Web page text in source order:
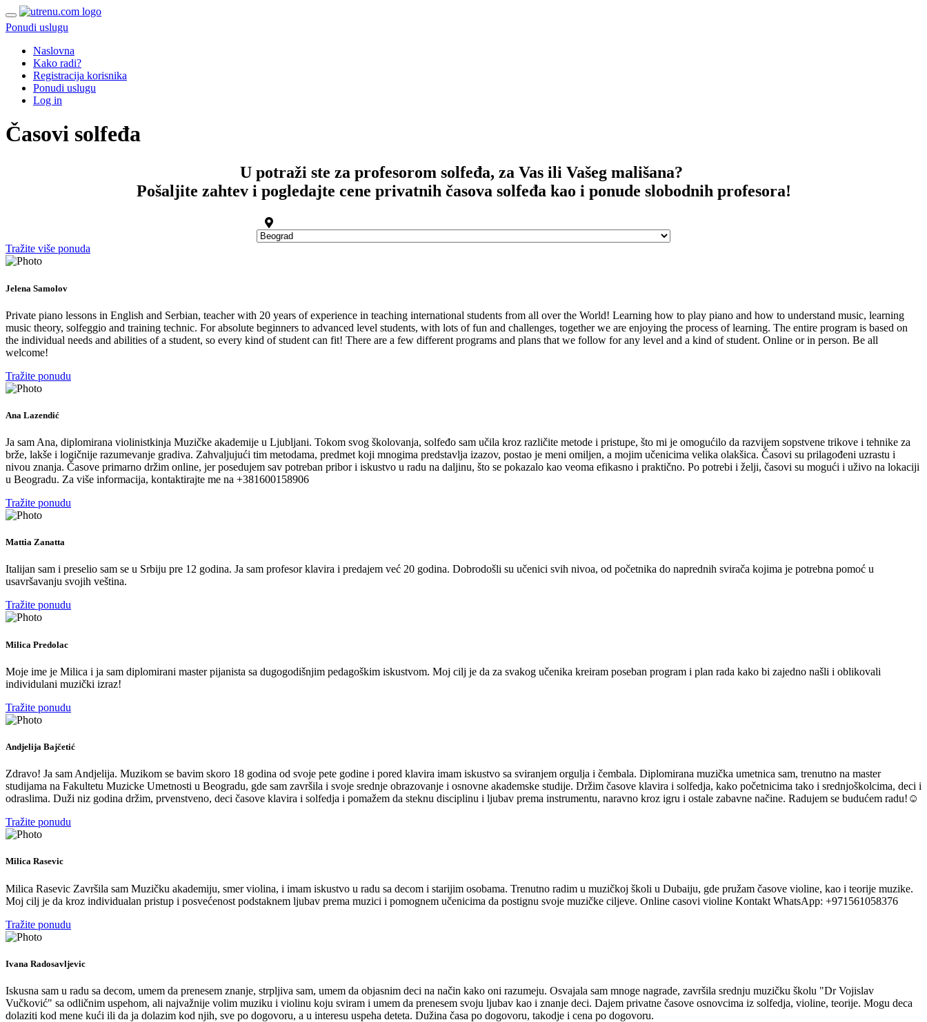
Ponudi uslugu
Naslovna
Kako radi?
Registracija korisnika
Ponudi uslugu
Log in
Časovi solfeđa
U potraži ste za profesorom solfeđa, za Vas ili Vašeg mališana?
Pošaljite zahtev i pogledajte cene privatnih časova solfeđa kao i ponude slobodnih profesora!
Tražite više ponuda
Jelena Samolov
Private piano lessons in English and Serbian, teacher with 20 years of experience in teaching international students from all over the World! Learning how to play piano and how to understand music, learning
music theory, solfeggio and training technic. For absolute beginners to advanced level students, with lots of fun and challenges, together we are enjoying the process of learning. The entire program is based on
the individual needs and abilities of a student, so every kind of student can fit! There are a few different programs and plans that we follow for any level and a kind of student. Online or in person. Be all
welcome!
Tražite ponudu
Ana Lazendić
Ja sam Ana, diplomirana violinistkinja Muzičke akademije u Ljubljani. Tokom svog školovanja, solfeđo sam učila kroz različite metode i pristupe, što mi je omogućilo da razvijem sopstvene trikove i tehnike za
brže, lakše i logičnije razumevanje gradiva. Zahvaljujući tim metodama, predmet koji mnogima predstavlja izazov, postao je meni omiljen, a mojim učenicima velika olakšica. Časovi su prilagođeni uzrastu i
nivou znanja. Časove primarno držim online, jer posedujem sav potreban pribor i iskustvo u radu na daljinu, što se pokazalo kao veoma efikasno i praktično. Po potrebi i želji, časovi su mogući i uživo na lokaciji
u Beogradu. Za više informacija, kontaktirajte me na +381600158906
Tražite ponudu
Mattia Zanatta
Italijan sam i preselio sam se u Srbiju pre 12 godina. Ja sam profesor klavira i predajem već 20 godina. Dobrodošli su učenici svih nivoa, od početnika do naprednih svirača kojima je potrebna pomoć u
usavršavanju svojih veština.
Tražite ponudu
Milica Predolac
Moje ime je Milica i ja sam diplomirani master pijanista sa dugogodišnjim pedagoškim iskustvom. Moj cilj je da za svakog učenika kreiram poseban program i plan rada kako bi zajedno našli i oblikovali
individulani muzički izraz!
Tražite ponudu
Andjelija Bajčetić
Zdravo! Ja sam Andjelija. Muzikom se bavim skoro 18 godina od svoje pete godine i pored klavira imam iskustvo sa sviranjem orgulja i čembala. Diplomirana muzička umetnica sam, trenutno na master
studijama na Fakultetu Muzicke Umetnosti u Beogradu, gde sam završila i svoje srednje obrazovanje i osnovne akademske studije. Držim časove klavira i solfedja, kako početnicima tako i srednjoškolcima, deci i
odraslima. Duži niz godina držim, prvenstveno, deci časove klavira i solfedja i pomažem da steknu disciplinu i ljubav prema instrumentu, naravno kroz igru i ostale zabavne načine. Radujem se budućem radu!☺️
Tražite ponudu
Milica Rasevic
Milica Rasevic Završila sam Muzičku akademiju, smer violina, i imam iskustvo u radu sa decom i starijim osobama. Trenutno radim u muzičkoj školi u Dubaiju, gde pružam časove violine, kao i teorije muzike.
Moj cilj je da kroz individualan pristup i posvećenost podstaknem ljubav prema muzici i pomognem učenicima da postignu svoje muzičke ciljeve. Online casovi violine Kontakt WhatsApp: +971561058376
Tražite ponudu
Ivana Radosavljevic
Iskusna sam u radu sa decom, umem da prenesem znanje, strpljiva sam, umem da objasnim deci na način kako oni razumeju. Osvajala sam mnoge nagrade, završila srednju muzičku školu "Dr Vojislav
Vučković" sa odličnim uspehom, ali najvažnije volim muziku i violinu koju sviram i umem da prenesem svoju ljubav kao i znanje deci. Dajem privatne časove osnovcima iz solfedja, violine, teorije. Mogu deca
dolaziti kod mene kući ili da ja dolazim kod njih, sve po dogovoru, a u interesu uspeha deteta. Dužina časa po dogovoru, takodje i cena po dogovoru.